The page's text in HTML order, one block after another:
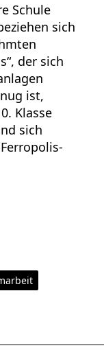
Schule
sich
der sich
ist,
Klasse
sich